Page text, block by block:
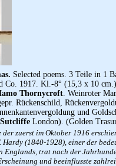
Selected poems. 3 Teile in 1
Co. 1917. Kl.-8° (15,3 x 10
Thornycroft. Weinroter
Rückenschild,
und
London). (Golden
zuerst im Oktober 1916
Hardy (1840-1928), einer der
Englands, trat nach der
und beeinflusste